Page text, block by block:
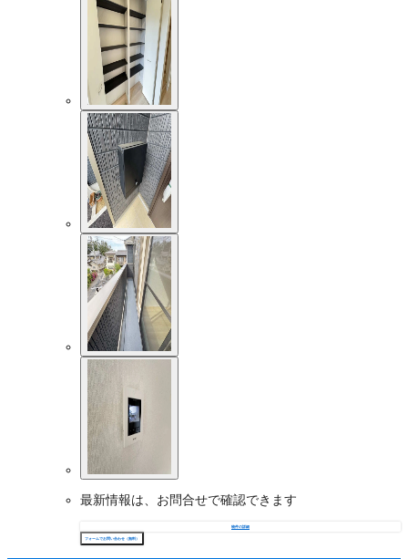
最新情報は、お問合せで確認できます
物件の詳細
フォームでお問い合わせ（無料）